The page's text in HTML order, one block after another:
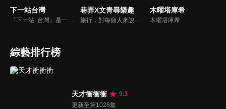
下一站台灣
『下一站･台灣』是一個以旅行台灣為主的旅遊節目。內容是以外國人的角度深入的了解台灣，而每一集的節目內容也和以往的旅遊節目有所區隔，是以主題式旅遊為節目主軸，例如：「溫泉之旅」、「鐵道漫遊」、「台灣老味道」等。主持人吳鳳還會以用「單口相聲」來做註解，成為「下一站･台灣」的節目特色。
巷弄X文青尋樂趣
旅行，對每個人來說，有不一樣的意義。近年「文化創意產業」興起，使文創成為顯學；與傳統的消費風格相比， 文創消費更強調的是個人風格與品味，旅遊的本質就是生活與文化，有別於傳統旅遊，融入文化元素的「文創旅行」，更能以創新、精緻的玩法，帶領大家體驗不同的生活方式。
木曜塔庫希
木曜塔庫希
綜藝排行榜
天才衝衝衝
9.3
更新至第1028集